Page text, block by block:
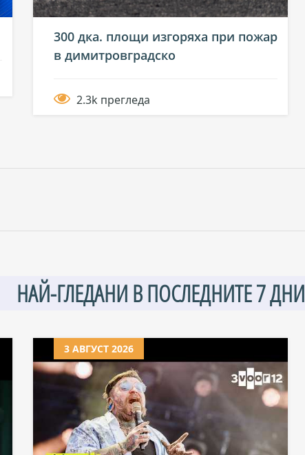
300 дка. площи изгоряха при пожар
в димитровградско
2.3k прегледа
НАЙ-ГЛЕДАНИ В ПОСЛЕДНИТЕ 7 ДНИ
3 АВГУСТ 2026